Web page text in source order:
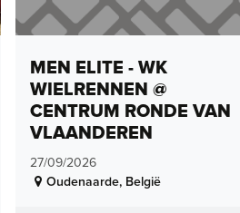
MEN ELITE - WK
WIELRENNEN @
CENTRUM RONDE VAN
VLAANDEREN
27/09/2026
Oudenaarde, België